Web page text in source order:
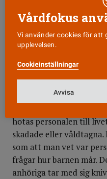
till ganska dramatiska
avlidit av sina skador
är personalen som har
utåtagerande i sin sorg.
skrämmande, kasta
golvet eller till och med
Personalen hotas ofta
hotas personalen till
skadade eller
som att man vet var
frågar hur barnen mår.
anhöriga tar med sig
Vårdfokus
Vi använder cookies för att
upplevelsen.
Cookieinställningar
Avvisa